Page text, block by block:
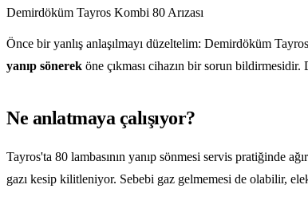
Demirdöküm Tayros Kombi 80 Arızası
Önce bir yanlış anlaşılmayı düzeltelim: Demirdöküm
yanıp sönerek öne çıkması cihazın bir sorun
Ne anlatmaya çalışıyor?
Tayros'ta 80 lambasının yanıp sönmesi servis pratiğinde
gazı kesip kilitleniyor. Sebebi gaz gelmemesi de olabilir,